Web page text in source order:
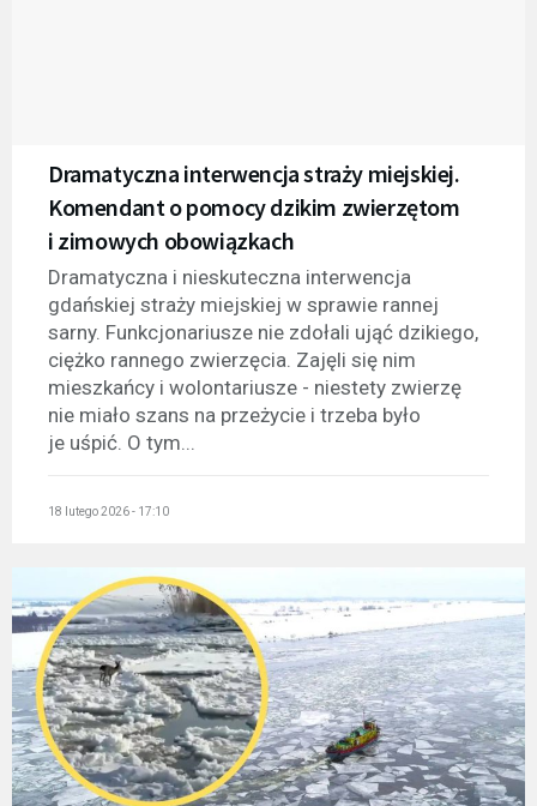
Dramatyczna interwencja straży miejskiej.
Komendant o pomocy dzikim zwierzętom
i zimowych obowiązkach
Dramatyczna i nieskuteczna interwencja
gdańskiej straży miejskiej w sprawie rannej
sarny. Funkcjonariusze nie zdołali ująć dzikiego,
ciężko rannego zwierzęcia. Zajęli się nim
mieszkańcy i wolontariusze - niestety zwierzę
nie miało szans na przeżycie i trzeba było
je uśpić. O tym...
18 lutego 2026 - 17:10